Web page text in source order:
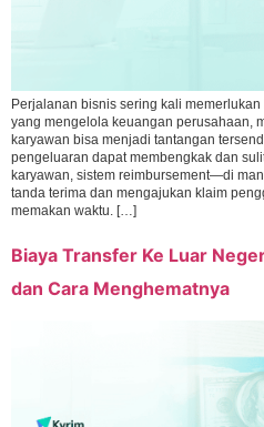
Perjalanan bisnis sering kali
yang mengelola keuangan perusahaan,
karyawan bisa menjadi tantangan
pengeluaran dapat membengkak dan
karyawan, sistem reimbursement—di
tanda terima dan mengajukan klaim
memakan waktu. […]
Biaya Transfer Ke Luar
dan Cara Menghematnya